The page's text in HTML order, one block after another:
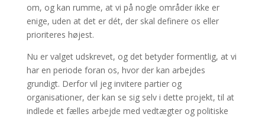
om, og kan rumme, at vi på nogle områder ikke er
enige, uden at det er dét, der skal definere os eller
prioriteres højest.
Nu er valget udskrevet, og det betyder formentlig, at vi
har en periode foran os, hvor der kan arbejdes
grundigt. Derfor vil jeg invitere partier og
organisationer, der kan se sig selv i dette projekt, til at
indlede et fælles arbejde med vedtægter og politiske